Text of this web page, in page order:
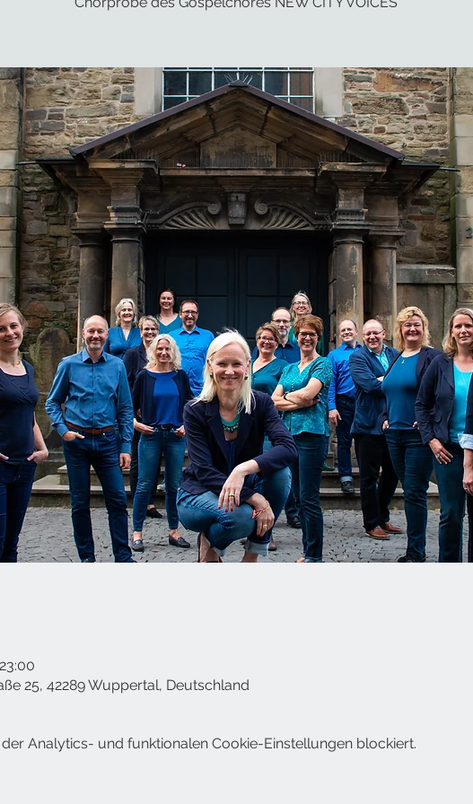
25, 42289 Wuppertal, Deutschland
Analytics- und funktionalen Cookie-Einstellungen blockiert.